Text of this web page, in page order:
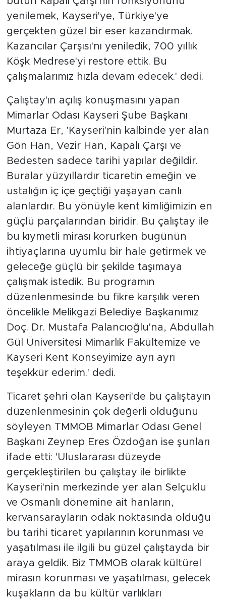
yenilemek, Kayseri'ye, Türkiye'ye
gerçekten güzel bir eser kazandırmak.
Kazancılar Çarşısı'nı yeniledik, 700 yıllık
Köşk Medrese'yi restore ettik. Bu
çalışmalarımız hızla devam edecek.' dedi.
Çalıştay'ın açılış konuşmasını yapan
Mimarlar Odası Kayseri Şube Başkanı
Murtaza Er, 'Kayseri'nin kalbinde yer alan
Gön Han, Vezir Han, Kapalı Çarşı ve
Bedesten sadece tarihi yapılar değildir.
Buralar yüzyıllardır ticaretin emeğin ve
ustalığın iç içe geçtiği yaşayan canlı
alanlardır. Bu yönüyle kent kimliğimizin en
güçlü parçalarından biridir. Bu çalıştay ile
bu kıymetli mirası korurken bugünün
ihtiyaçlarına uyumlu bir hale getirmek ve
geleceğe güçlü bir şekilde taşımaya
çalışmak istedik. Bu programın
düzenlenmesinde bu fikre karşılık veren
öncelikle Melikgazi Belediye Başkanımız
Doç. Dr. Mustafa Palancıoğlu'na, Abdullah
Gül Üniversitesi Mimarlık Fakültemize ve
Kayseri Kent Konseyimize ayrı ayrı
teşekkür ederim.' dedi.
Ticaret şehri olan Kayseri'de bu çalıştayın
düzenlenmesinin çok değerli olduğunu
söyleyen TMMOB Mimarlar Odası Genel
Başkanı Zeynep Eres Özdoğan ise şunları
ifade etti: 'Uluslararası düzeyde
gerçekleştirilen bu çalıştay ile birlikte
Kayseri'nin merkezinde yer alan Selçuklu
ve Osmanlı dönemine ait hanların,
kervansarayların odak noktasında olduğu
bu tarihi ticaret yapılarının korunması ve
yaşatılması ile ilgili bu güzel çalıştayda bir
araya geldik. Biz TMMOB olarak kültürel
mirasın korunması ve yaşatılması, gelecek
kuşakların da bu kültür varlıkları